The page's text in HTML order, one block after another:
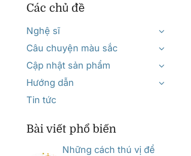
Các chủ đề
Nghệ sĩ
Câu chuyện màu sắc
Cập nhật sản phẩm
Hướng dẫn
Tin tức
Bài viết phổ biến
Những cách thú vị để